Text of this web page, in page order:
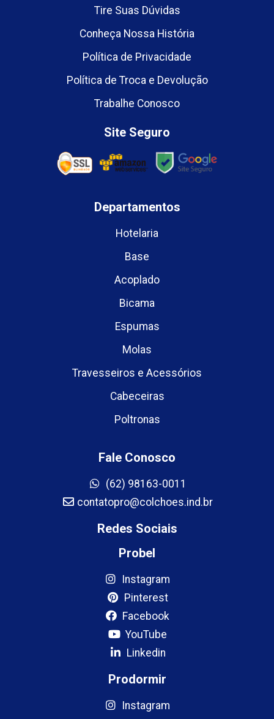
Tire Suas Dúvidas
Conheça Nossa História
Política de Privacidade
Política de Troca e Devolução
Trabalhe Conosco
Site Seguro
Departamentos
Hotelaria
Base
Acoplado
Bicama
Espumas
Molas
Travesseiros e Acessórios
Cabeceiras
Poltronas
Fale Conosco
(62) 98163-0011
contatopro@colchoes.ind.br
Redes Sociais
Probel
Instagram
Pinterest
Facebook
YouTube
Linkedin
Prodormir
Instagram